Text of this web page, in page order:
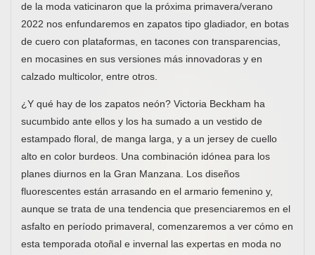
de la moda vaticinaron que la próxima primavera/verano
2022 nos enfundaremos en zapatos tipo gladiador, en botas
de cuero con plataformas, en tacones con transparencias,
en mocasines en sus versiones más innovadoras y en
calzado multicolor, entre otros.
¿Y qué hay de los zapatos neón? Victoria Beckham ha
sucumbido ante ellos y los ha sumado a un vestido de
estampado floral, de manga larga, y a un jersey de cuello
alto en color burdeos. Una combinación idónea para los
planes diurnos en la Gran Manzana. Los diseños
fluorescentes están arrasando en el armario femenino y,
aunque se trata de una tendencia que presenciaremos en el
asfalto en período primaveral, comenzaremos a ver cómo en
esta temporada otoñal e invernal las expertas en moda no